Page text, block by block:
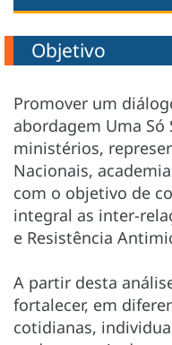
Objetivo
Promover um
abordagem Uma Só
ministérios,
Nacionais,
com o objetivo de
integral as inter-
e Resistência
A partir desta
fortalecer, em
cotidianas,